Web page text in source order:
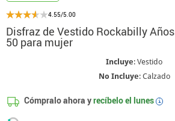
4.55/5.00
Disfraz de Vestido Rockabilly Años
50 para mujer
Incluye: Vestido
No Incluye: Calzado
Cómpralo ahora yrecíbelo el lunes i